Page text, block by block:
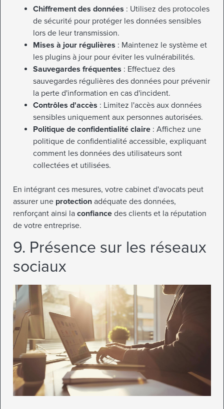
Chiffrement des données : Utilisez des protocoles
de sécurité pour protéger les données sensibles
lors de leur transmission.
Mises à jour régulières : Maintenez le système et
les plugins à jour pour éviter les vulnérabilités.
Sauvegardes fréquentes : Effectuez des
sauvegardes régulières des données pour prévenir
la perte d'information en cas d'incident.
Contrôles d'accès : Limitez l'accès aux données
sensibles uniquement aux personnes autorisées.
Politique de confidentialité claire : Affichez une
politique de confidentialité accessible, expliquant
comment les données des utilisateurs sont
collectées et utilisées.
En intégrant ces mesures, votre cabinet d'avocats peut
assurer une protection adéquate des données,
renforçant ainsi la confiance des clients et la réputation
de votre entreprise.
9. Présence sur les réseaux
sociaux